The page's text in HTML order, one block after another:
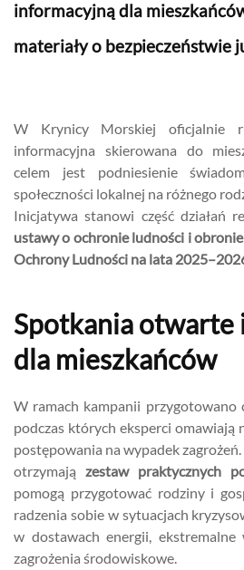
informacyjną dla
materiały o bezpieczeństwie
W Krynicy Morskiej oficjalnie
informacyjna skierowana do
celem jest podniesienie
społeczności lokalnej na różnego
Inicjatywa stanowi część działań
ustawy o ochronie ludności i
Ochrony Ludności na lata
Spotkania otwarte
dla mieszkańców
W ramach kampanii przygotowano
podczas których eksperci omawiają
postępowania na wypadek
otrzymają zestaw praktycznych
pomogą przygotować rodziny i
radzenia sobie w sytuacjach
w dostawach energii,
zagrożenia środowiskowe.